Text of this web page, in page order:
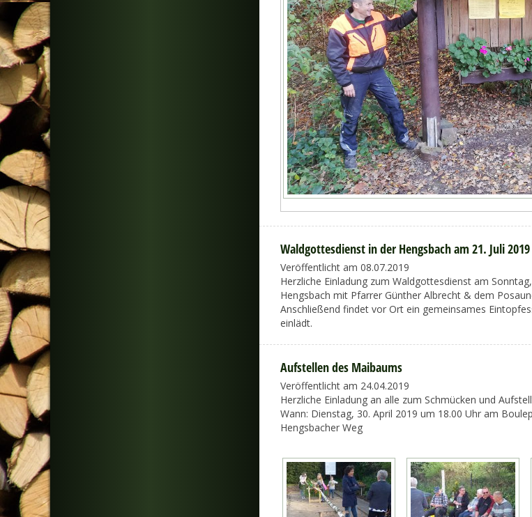
Waldgottesdienst in der Hengsbach am 21. Juli
Veröffentlicht am 08.07.2019
Herzliche Einladung zum Waldgottesdienst am
Hengsbach mit Pfarrer Günther Albrecht & dem
Anschließend findet vor Ort ein gemeinsames
einlädt.
Aufstellen des Maibaums
Veröffentlicht am 24.04.2019
Herzliche Einladung an alle zum Schmücken und
Wann: Dienstag, 30. April 2019 um 18.00 Uhr am
Hengsbacher Weg